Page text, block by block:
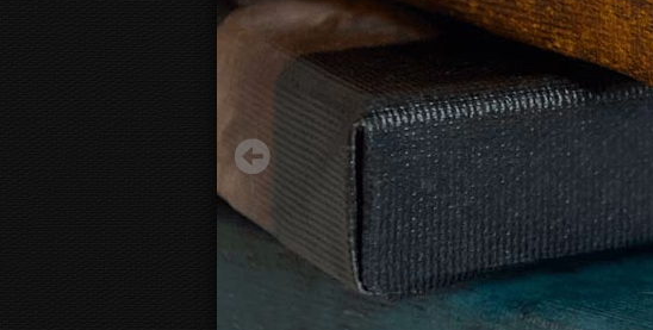
Abstract purple shapes
Начиная с41.86 €
3D вид канвы